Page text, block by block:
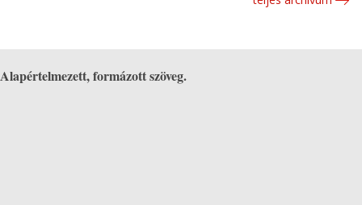
Alapértelmezett, formázott szöveg.